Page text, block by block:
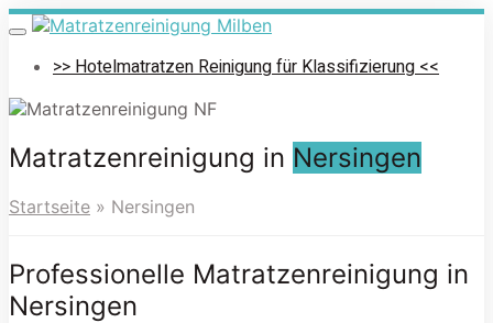
Skip
to
main
Toggle
navigation>> Hotelmatratzen Reinigung für Klassifizierung <<
Matratzenreinigung in Nersingen
Startseite » Nersingen
Professionelle Matratzenreinigung in
Nersingen